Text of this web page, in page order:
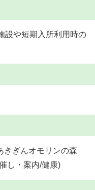
設や短期入所利用時の
きぎんオモリンの森
し・案内/健康)